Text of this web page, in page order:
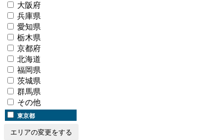
大阪府
兵庫県
愛知県
栃木県
京都府
北海道
福岡県
茨城県
群馬県
その他
東京都
エリアの変更をする